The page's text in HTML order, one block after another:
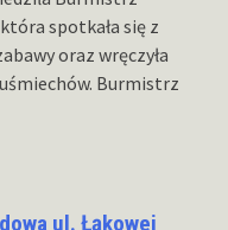
spotkała się z
oraz wręczyła
Burmistrz
ul. Łąkowej